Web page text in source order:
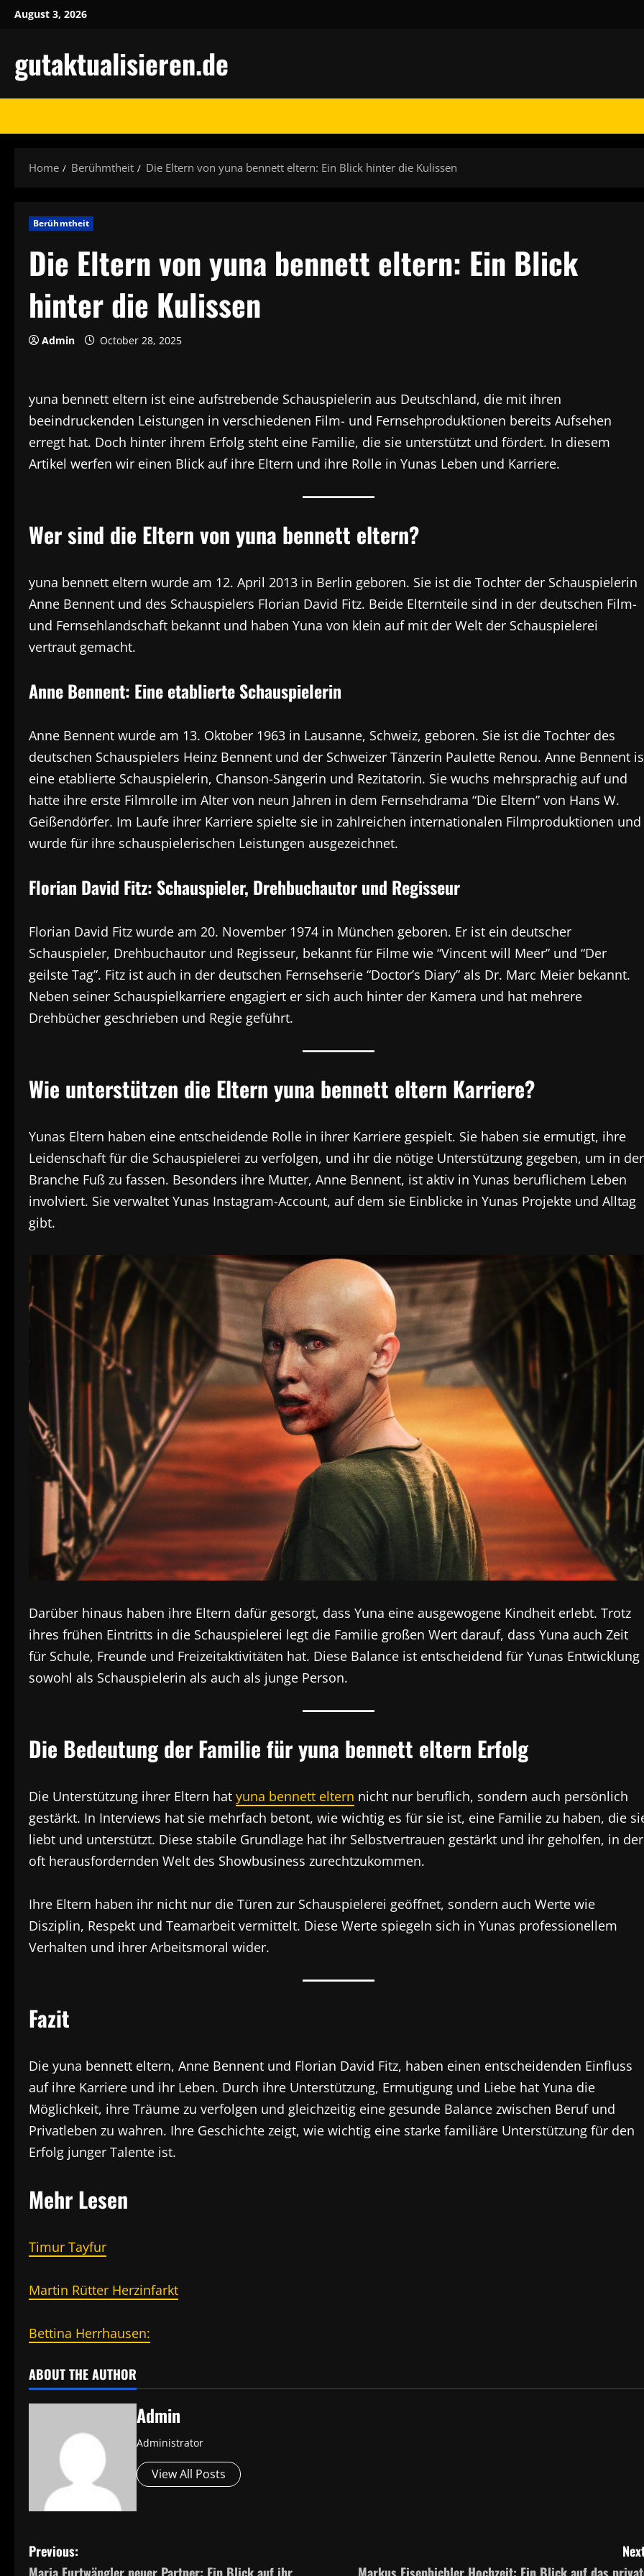
SkipAugust 3, 2026
gutaktualisieren.de
Home Berühmtheit Die Eltern von yuna bennett eltern: Ein Blick hinter die Kulissen
Berühmtheit
Die Eltern von yuna bennett eltern: Ein Blick
hinter die Kulissen
Admin October 28, 2025
yuna bennett eltern ist eine aufstrebende Schauspielerin aus Deutschland, die mit ihren
beeindruckenden Leistungen in verschiedenen Film- und Fernsehproduktionen bereits Aufsehen
erregt hat. Doch hinter ihrem Erfolg steht eine Familie, die sie unterstützt und fördert. In diesem
Artikel werfen wir einen Blick auf ihre Eltern und ihre Rolle in Yunas Leben und Karriere.
Wer sind die Eltern von yuna bennett eltern?
yuna bennett eltern wurde am 12. April 2013 in Berlin geboren. Sie ist die Tochter der Schauspielerin
Anne Bennent und des Schauspielers Florian David Fitz. Beide Elternteile sind in der deutschen Film-
und Fernsehlandschaft bekannt und haben Yuna von klein auf mit der Welt der Schauspielerei
vertraut gemacht.
Anne Bennent: Eine etablierte Schauspielerin
Anne Bennent wurde am 13. Oktober 1963 in Lausanne, Schweiz, geboren. Sie ist die Tochter des
deutschen Schauspielers Heinz Bennent und der Schweizer Tänzerin Paulette Renou. Anne Bennent
eine etablierte Schauspielerin, Chanson-Sängerin und Rezitatorin. Sie wuchs mehrsprachig auf und
hatte ihre erste Filmrolle im Alter von neun Jahren in dem Fernsehdrama “Die Eltern” von Hans W.
Geißendörfer. Im Laufe ihrer Karriere spielte sie in zahlreichen internationalen Filmproduktionen und
wurde für ihre schauspielerischen Leistungen ausgezeichnet.
Florian David Fitz: Schauspieler, Drehbuchautor und Regisseur
Florian David Fitz wurde am 20. November 1974 in München geboren. Er ist ein deutscher
Schauspieler, Drehbuchautor und Regisseur, bekannt für Filme wie “Vincent will Meer” und “Der
geilste Tag”. Fitz ist auch in der deutschen Fernsehserie “Doctor’s Diary” als Dr. Marc Meier bekannt.
Neben seiner Schauspielkarriere engagiert er sich auch hinter der Kamera und hat mehrere
Drehbücher geschrieben und Regie geführt.
Wie unterstützen die Eltern yuna bennett eltern Karriere?
Yunas Eltern haben eine entscheidende Rolle in ihrer Karriere gespielt. Sie haben sie ermutigt, ihre
Leidenschaft für die Schauspielerei zu verfolgen, und ihr die nötige Unterstützung gegeben, um in der
Branche Fuß zu fassen. Besonders ihre Mutter, Anne Bennent, ist aktiv in Yunas beruflichem Leben
involviert. Sie verwaltet Yunas Instagram-Account, auf dem sie Einblicke in Yunas Projekte und Alltag
gibt.
Darüber hinaus haben ihre Eltern dafür gesorgt, dass Yuna eine ausgewogene Kindheit erlebt. Trotz
ihres frühen Eintritts in die Schauspielerei legt die Familie großen Wert darauf, dass Yuna auch Zeit
für Schule, Freunde und Freizeitaktivitäten hat. Diese Balance ist entscheidend für Yunas Entwicklung
sowohl als Schauspielerin als auch als junge Person.
Die Bedeutung der Familie für yuna bennett eltern Erfolg
Die Unterstützung ihrer Eltern hat yuna bennett eltern nicht nur beruflich, sondern auch persönlich
gestärkt. In Interviews hat sie mehrfach betont, wie wichtig es für sie ist, eine Familie zu haben, die
liebt und unterstützt. Diese stabile Grundlage hat ihr Selbstvertrauen gestärkt und ihr geholfen, in der
oft herausfordernden Welt des Showbusiness zurechtzukommen.
Ihre Eltern haben ihr nicht nur die Türen zur Schauspielerei geöffnet, sondern auch Werte wie
Disziplin, Respekt und Teamarbeit vermittelt. Diese Werte spiegeln sich in Yunas professionellem
Verhalten und ihrer Arbeitsmoral wider.
Fazit
Die yuna bennett eltern, Anne Bennent und Florian David Fitz, haben einen entscheidenden Einfluss
auf ihre Karriere und ihr Leben. Durch ihre Unterstützung, Ermutigung und Liebe hat Yuna die
Möglichkeit, ihre Träume zu verfolgen und gleichzeitig eine gesunde Balance zwischen Beruf und
Privatleben zu wahren. Ihre Geschichte zeigt, wie wichtig eine starke familiäre Unterstützung für den
Erfolg junger Talente ist.
Mehr Lesen
Timur Tayfur
Martin Rütter Herzinfarkt
Bettina Herrhausen:
ABOUT THE AUTHOR
Admin
Administrator
View All Posts
P
Previous: